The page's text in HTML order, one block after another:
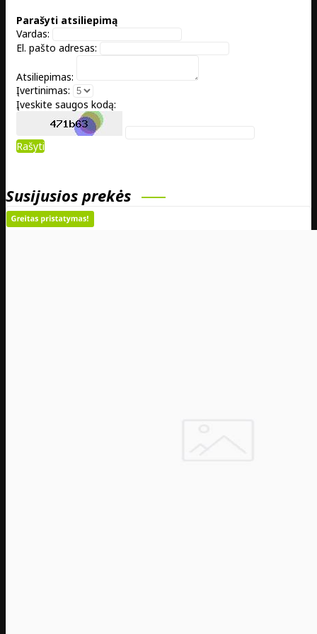
Parašyti atsiliepimą
Vardas:
El. pašto adresas:
Atsiliepimas:
Įvertinimas:
Įveskite saugos kodą:
Rašyti
Susijusios prekės